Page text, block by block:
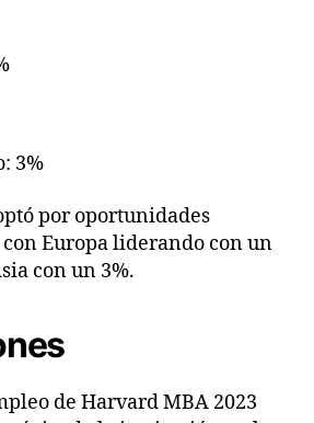
3%
por oportunidades
Europa liderando con un
con un 3%.
de Harvard MBA 2023